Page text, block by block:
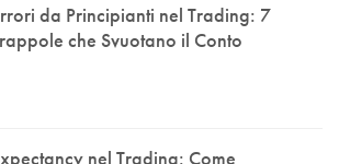
da Principianti nel Trading: 7
che Svuotano il Conto
nel Trading: Come